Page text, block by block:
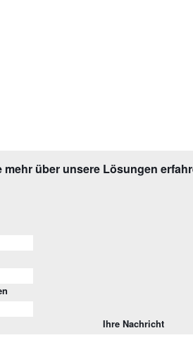
mehr über unsere Lösungen
Ihre Nachricht